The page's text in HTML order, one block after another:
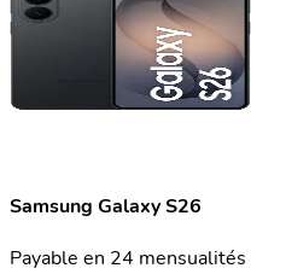
Samsung Galaxy S26
Payable en 24 mensualités